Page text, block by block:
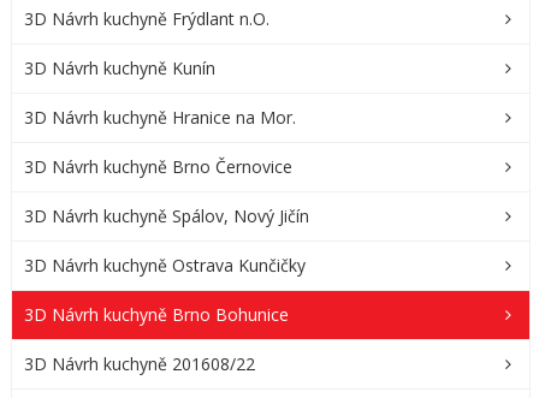
3D Návrh kuchyně Frýdlant n.O.
3D Návrh kuchyně Kunín
3D Návrh kuchyně Hranice na Mor.
3D Návrh kuchyně Brno Černovice
3D Návrh kuchyně Spálov, Nový Jičín
3D Návrh kuchyně Ostrava Kunčičky
3D Návrh kuchyně Brno Bohunice
3D Návrh kuchyně 201608/22